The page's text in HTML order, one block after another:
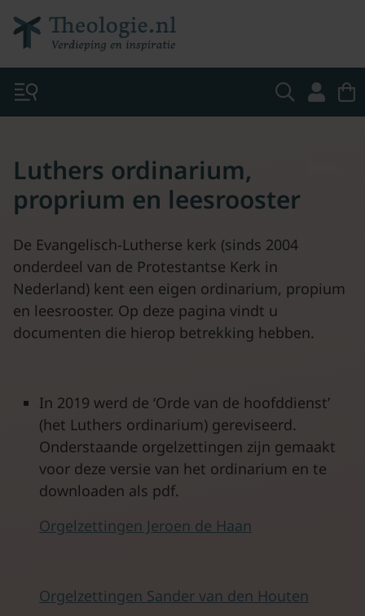
Luthers ordinarium,
proprium en leesrooster
De Evangelisch-Lutherse kerk (sinds 2004
onderdeel van de Protestantse Kerk in
Nederland) kent een eigen ordinarium, propium
en leesrooster. Op deze pagina vindt u
documenten die hierop betrekking hebben.
In 2019 werd de ‘Orde van de hoofddienst’
(het Luthers ordinarium) gereviseerd.
Onderstaande orgelzettingen zijn gemaakt
voor deze versie van het ordinarium en te
downloaden als pdf.
Orgelzettingen Jeroen de Haan
Orgelzettingen Sander van den Houten